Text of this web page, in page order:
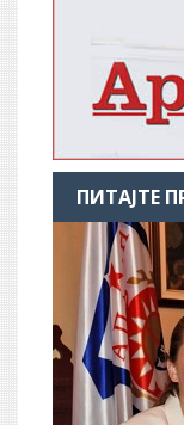
ПИТАЈТЕ